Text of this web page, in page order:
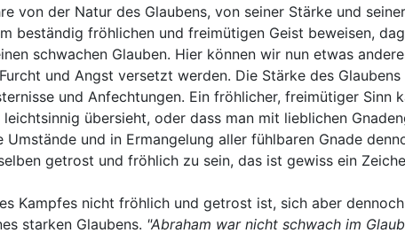
von der Natur des Glaubens, von seiner Stärke und
beständig fröhlichen und freimütigen Geist beweisen,
schwachen Glauben. Hier können wir nun etwas
und Angst versetzt werden. Die Stärke des
und Anfechtungen. Ein fröhlicher, freimütiger Sinn
übersieht, oder dass man mit lieblichen
und in Ermangelung aller fühlbaren Gnade
getrost und fröhlich zu sein, das ist gewiss ein
Kampfes nicht fröhlich und getrost ist, sich aber
starken Glaubens. "Abraham war nicht schwach im